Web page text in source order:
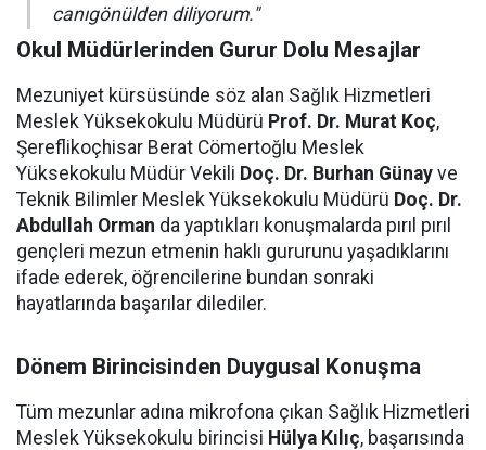
canıgönülden diliyorum."
Okul Müdürlerinden Gurur Dolu Mesajlar
Mezuniyet kürsüsünde söz alan Sağlık Hizmetleri
Meslek Yüksekokulu Müdürü Prof. Dr. Murat Koç,
Şereflikoçhisar Berat Cömertoğlu Meslek
Yüksekokulu Müdür Vekili Doç. Dr. Burhan Günay ve
Teknik Bilimler Meslek Yüksekokulu Müdürü Doç. Dr.
Abdullah Orman da yaptıkları konuşmalarda pırıl pırıl
gençleri mezun etmenin haklı gururunu yaşadıklarını
ifade ederek, öğrencilerine bundan sonraki
hayatlarında başarılar dilediler.
Dönem Birincisinden Duygusal Konuşma
Tüm mezunlar adına mikrofona çıkan Sağlık Hizmetleri
Meslek Yüksekokulu birincisi Hülya Kılıç, başarısında